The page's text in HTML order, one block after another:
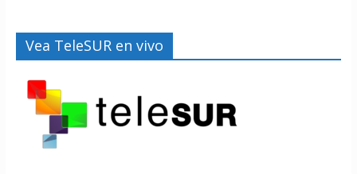
Vea TeleSUR en vivo